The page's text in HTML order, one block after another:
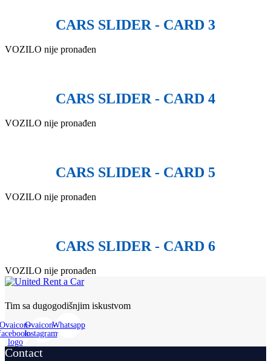
CARS SLIDER - CARD 3
VOZILO nije pronađen
CARS SLIDER - CARD 4
VOZILO nije pronađen
CARS SLIDER - CARD 5
VOZILO nije pronađen
CARS SLIDER - CARD 6
VOZILO nije pronađen
Tim sa dugogodišnjim iskustvom
Ovaicon-
logo
Ovaicon-
instagram
Whatsapp
Contact